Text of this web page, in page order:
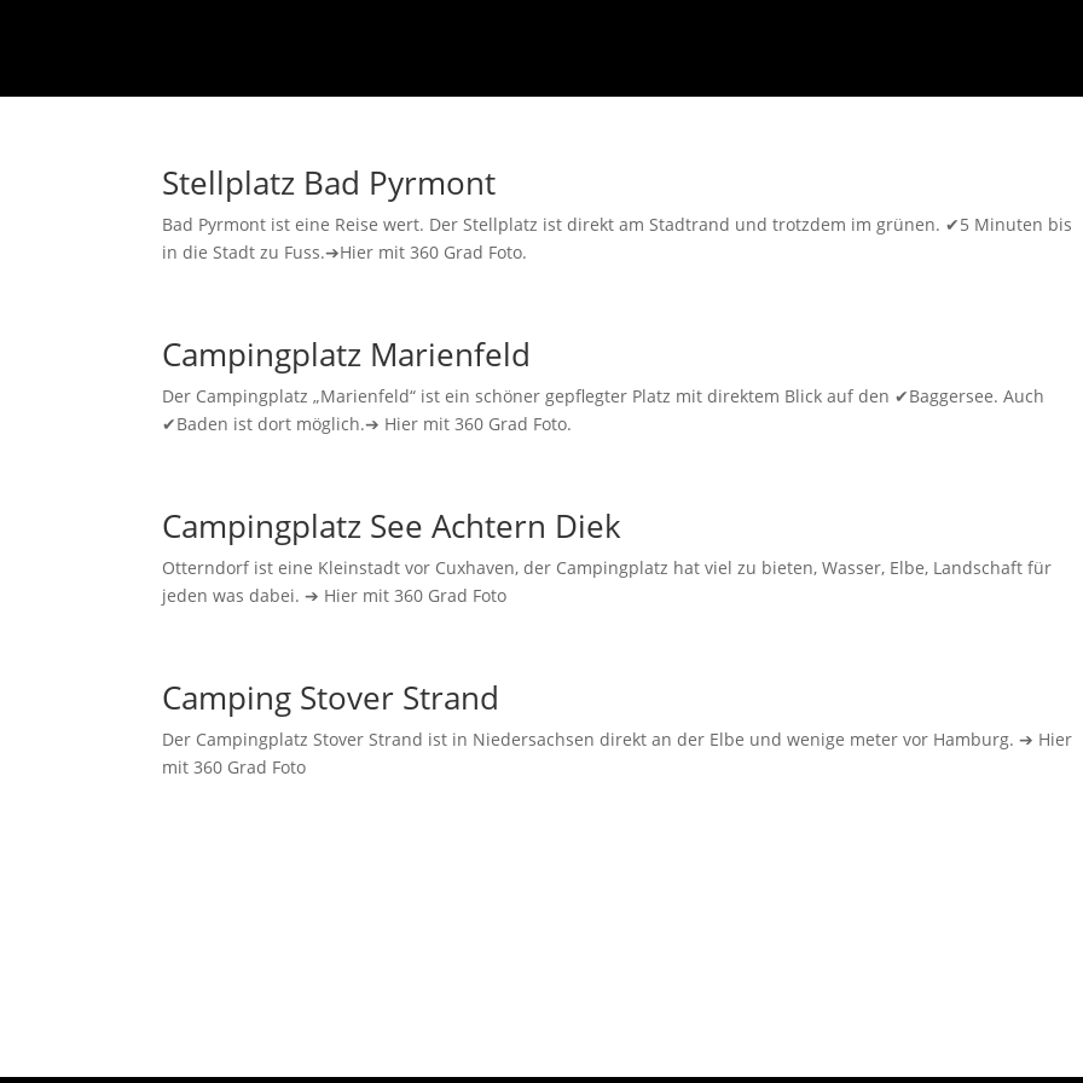
Stellplatz Bad Pyrmont
Bad Pyrmont ist eine Reise wert. Der Stellplatz ist direkt am Stadtrand und trotzdem im grünen. ✔5 Minuten bis
in die Stadt zu Fuss.➔Hier mit 360 Grad Foto.
Campingplatz Marienfeld
Der Campingplatz „Marienfeld“ ist ein schöner gepflegter Platz mit direktem Blick auf den ✔Baggersee. Auch
✔Baden ist dort möglich.➔ Hier mit 360 Grad Foto.
Campingplatz See Achtern Diek
Otterndorf ist eine Kleinstadt vor Cuxhaven, der Campingplatz hat viel zu bieten, Wasser, Elbe, Landschaft für
jeden was dabei. ➔ Hier mit 360 Grad Foto
Camping Stover Strand
Der Campingplatz Stover Strand ist in Niedersachsen direkt an der Elbe und wenige meter vor Hamburg. ➔ Hier
mit 360 Grad Foto